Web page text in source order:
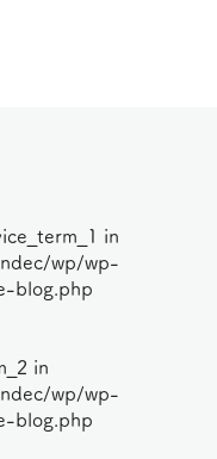
in
wp/wp-
blog.php
in
wp/wp-
blog.php